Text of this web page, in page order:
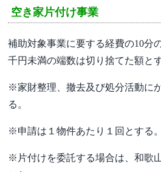
空き家片付け事業
補助対象事業に要する経費の10
千円未満の端数は切り捨てた額と
※家財整理、撤去及び処分活動に
る。
※申請は１物件あたり１回とする。
※片付けを委託する場合は、和歌